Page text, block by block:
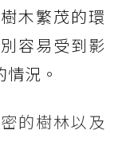
木繁茂的環
容易受到影
況。
的樹林以及